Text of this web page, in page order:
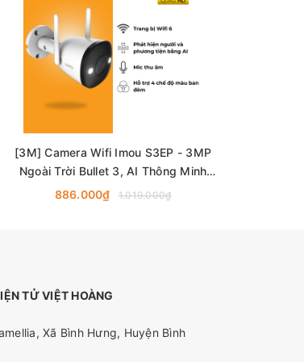
[3M] Camera Wifi Imou S3EP - 3MP
Ngoài Trời Bullet 3, AI Thông Minh
Đàm Thoại 2 chiều, Có Màu Ban Đêm
886.000₫ 1.019.000₫
TỬ VIỆT HOÀNG
Xã Bình Hưng, Huyện Bình